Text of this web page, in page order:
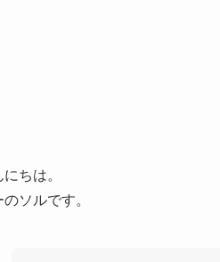
ちは。
ソルです。